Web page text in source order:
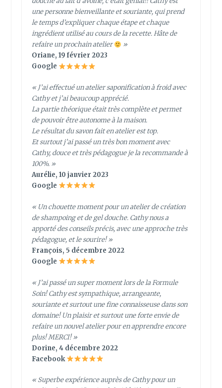
une personne bienveillante et souriante, qui prend
le temps d’expliquer chaque étape et chaque
ingrédient utilisé au cours de la recette. Hâte de
refaire un prochain atelier
»
Oriane, 19 février 2023
Google
« J’ai effectué un atelier saponification à froid avec
Cathy et j’ai beaucoup apprécié.
La partie théorique était très complète et permet
de pouvoir être autonome à la maison.
Le résultat du savon fait en atelier est top.
Et surtout j’ai passé un très bon moment avec
Cathy, douce et très pédagogue je la recommande à
100%. »
Aurélie, 10 janvier 2023
Google
« Un chouette moment pour un atelier de création
de shampoing et de gel douche. Cathy nous a
apporté des conseils précis, avec une approche très
pédagogue, et le sourire! »
François, 5 décembre 2022
Google
« J’ai passé un super moment lors de la Formule
Soin! Cathy est sympathique, arrangeante,
souriante et surtout une fine connaisseuse dans son
domaine! Un plaisir et surtout une forte envie de
refaire un nouvel atelier pour en apprendre encore
plus! MERCI! »
Dorine, 4 décembre 2022
Facebook
« Superbe expérience auprès de Cathy pour un